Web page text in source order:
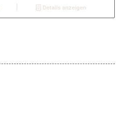
Details anzeigen